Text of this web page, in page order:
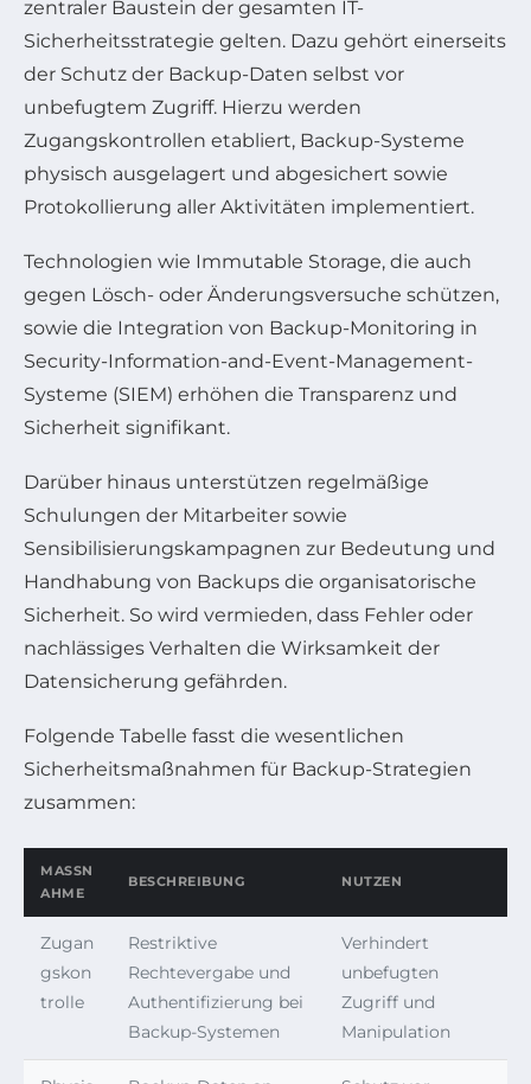
zentraler Baustein der gesamten IT-
Sicherheitsstrategie gelten. Dazu gehört einerseits
der Schutz der Backup-Daten selbst vor
unbefugtem Zugriff. Hierzu werden
Zugangskontrollen etabliert, Backup-Systeme
physisch ausgelagert und abgesichert sowie
Protokollierung aller Aktivitäten implementiert.
Technologien wie Immutable Storage, die auch
gegen Lösch- oder Änderungsversuche schützen,
sowie die Integration von Backup-Monitoring in
Security-Information-and-Event-Management-
Systeme (SIEM) erhöhen die Transparenz und
Sicherheit signifikant.
Darüber hinaus unterstützen regelmäßige
Schulungen der Mitarbeiter sowie
Sensibilisierungskampagnen zur Bedeutung und
Handhabung von Backups die organisatorische
Sicherheit. So wird vermieden, dass Fehler oder
nachlässiges Verhalten die Wirksamkeit der
Datensicherung gefährden.
Folgende Tabelle fasst die wesentlichen
Sicherheitsmaßnahmen für Backup-Strategien
zusammen:
MASSNA
HME
BESCHREIBUNG NUTZEN
Zugan
gskon
trolle
Restriktive
Rechtevergabe und
Authentifizierung bei
Backup-Systemen
Verhindert
unbefugten
Zugriff und
Manipulation